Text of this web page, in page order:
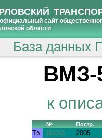
сайт
области
База данных
ВМЗ-
к
№ Постр.
Тб (8930) 2005